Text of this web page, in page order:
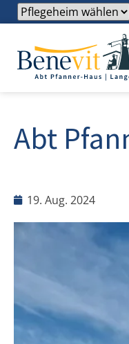
Abt
19. Aug. 2024